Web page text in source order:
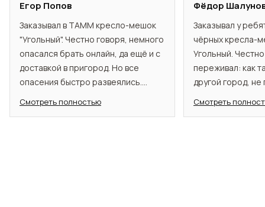
Егор Попов
Заказывал в TAMM кресло-мешок
"Угольный". Честно говоря, немного
опасался брать онлайн, да ещё и с
доставкой в пригород. Но все
опасения быстро развеялись.
с моделью, были на связи. Кресло
Смотреть полностью
Фёдор
Заказывал у
чёрных кресла-
Угольный.
переживал: как
другой город,
подробно всё
Смотреть